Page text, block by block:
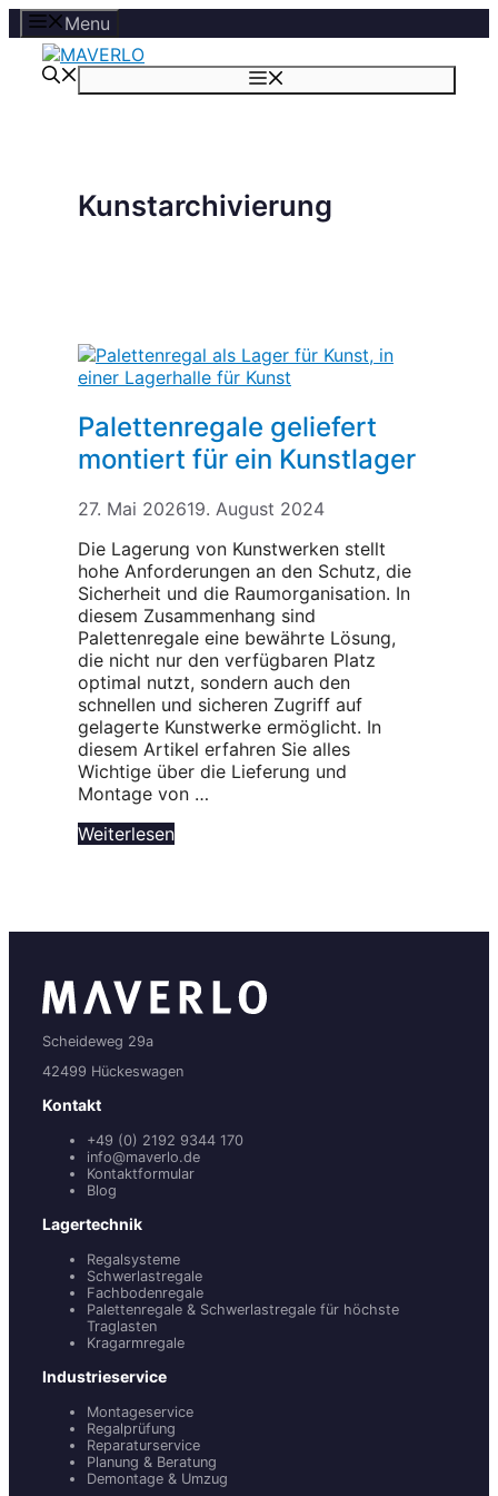
Zum
Inhalt
springen
Menu
Kunstarchivierung
Palettenregale geliefert
montiert für ein Kunstlager
27. Mai 202619. August 2024
Die Lagerung von Kunstwerken stellt
hohe Anforderungen an den Schutz, die
Sicherheit und die Raumorganisation. In
diesem Zusammenhang sind
Palettenregale eine bewährte Lösung,
die nicht nur den verfügbaren Platz
optimal nutzt, sondern auch den
schnellen und sicheren Zugriff auf
gelagerte Kunstwerke ermöglicht. In
diesem Artikel erfahren Sie alles
Wichtige über die Lieferung und
Montage von …
Weiterlesen
Scheideweg 29a
42499 Hückeswagen
Kontakt
+49 (0) 2192 9344 170
info@maverlo.de
Kontaktformular
Blog
Lagertechnik
Regalsysteme
Schwerlastregale
Fachbodenregale
Palettenregale & Schwerlastregale für höchste
Traglasten
Kragarmregale
Industrieservice
Montageservice
Regalprüfung
Reparaturservice
Planung & Beratung
Demontage & Umzug